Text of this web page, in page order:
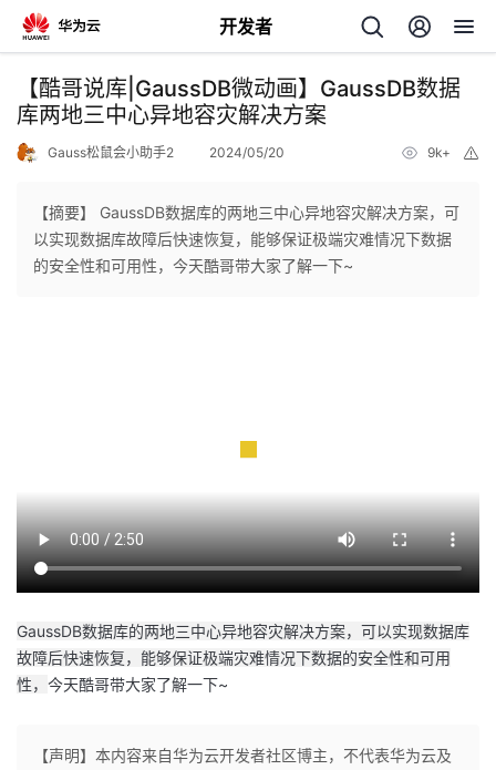
开发者
返
回
个
者
我
的
博
客
我
的
论
我
的
我
发
者
学
堂
我
Programs
的
支
持
我
的
我
【酷哥说库|GaussDB微动画】GaussDB数据
库两地三中心异地容灾解决方案
Gauss松鼠会小助手2 2024/05/20 9k+
【摘要】 GaussDB数据库的两地三中心异地容灾解决方案，可
以实现数据库故障后快速恢复，能够保证极端灾难情况下数据
的安全性和可用性，今天酷哥带大家了解一下~
GaussDB数据库的两地三中心异地容灾解决方案，可以实现数据库
故障后快速恢复，能够保证极端灾难情况下数据的安全性和可用
性， 今天酷哥带大家了解一下~
【声明】本内容来自华为云开发者社区博主，不代表华为云及